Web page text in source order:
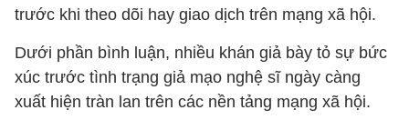
trước khi theo dõi hay giao dịch trên mạng xã hội.
Dưới phần bình luận, nhiều khán giả bày tỏ sự bức
xúc trước tình trạng giả mạo nghệ sĩ ngày càng
xuất hiện tràn lan trên các nền tảng mạng xã hội.